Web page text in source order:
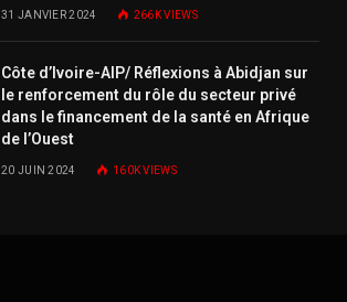
31 JANVIER 2024 266KVIEWS
Côte d’Ivoire-AIP/ Réflexions à Abidjan sur
le renforcement du rôle du secteur privé
dans le financement de la santé en Afrique
de l’Ouest
20 JUIN 2024 160KVIEWS